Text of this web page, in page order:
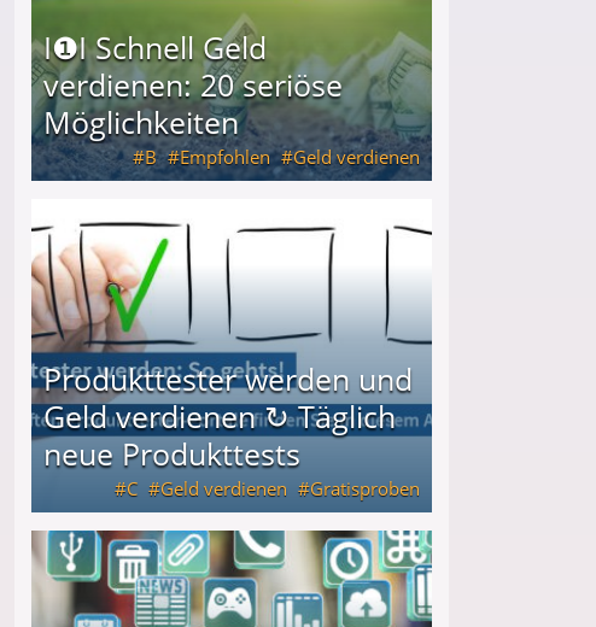
I❶I Schnell Geld
verdienen: 20 seriöse
Möglichkeiten
B Empfohlen Geld verdienen
Produkttester werden und
Geld verdienen ↻ Täglich
neue Produkttests
C Geld verdienen Gratisproben
↻ Täglich neue Produkttests